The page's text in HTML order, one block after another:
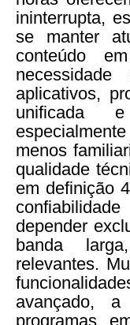
ininterrupta,
se manter
conteúdo
aplicativos,
unificada
menos
qualidade
em definição
depender
banda
relevantes.
avançado,
programas